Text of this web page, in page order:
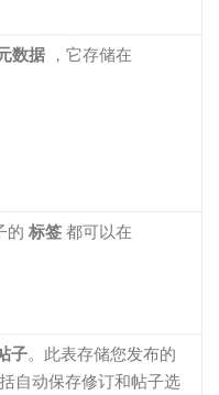
数据 ，它存储在
的 标签 都可以在
子。此表存储您发布的
自动保存修订和帖子选